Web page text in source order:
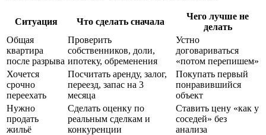
Ситуация Что сделать сначала
Чего лучше не
делать
Общая
квартира
после разрыва
Проверить
собственников, доли,
ипотеку, обременения
Устно
договариваться
«потом перепишем»
Хочется
срочно
переехать
Посчитать аренду, залог,
переезд, запас на 3
месяца
Покупать первый
понравившийся
объект
Нужно
продать
жильё
Сделать оценку по
реальным сделкам и
конкуренции
Ставить цену «как у
соседей» без
анализа